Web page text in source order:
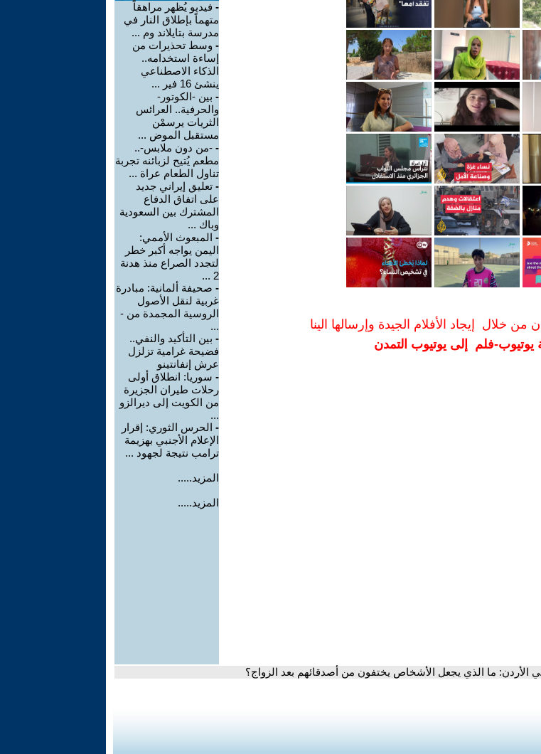
من خلال إيجاد الأفلام الجيدة وإرسالها الينا
يوتيوب-فلم إلى يوتيوب التمدن
- فيديو يُظهر مراهقاً
متهماً بإطلاق النار في
مدرسة بتايلاند وم ...
- وسط تحذيرات من
إساءة استخدامه..
الذكاء الاصطناعي
ينشئ 16 فير ...
- بين -الكوتور-
والحرفية.. العرائس
الثريات يرسمْن
مستقبل الموض ...
- -من دون ملابس-..
مطعم يُتيح لزبائنه تجربة
تناول الطعام عراة ...
- تعليق إيراني جديد
على اتفاق الدفاع
المشترك بين السعودية
وباك ...
- المبعوث الأممي:
اليمن يواجه أكبر خطر
لتجدد الصراع منذ هدنة
2 ...
- صحيفة ألمانية: مبادرة
غربية لنقل الأصول
الروسية المجمدة من -
...
- بين التأكيد والنفي..
فضيحة غرامية تزلزل
عرش إنفانتينو
- سوريا: انطلاق أولى
رحلات طيران الجزيرة
من الكويت إلى ديرالزو
...
- الحرس الثوري: إقرار
الإعلام الأجنبي بهزيمة
ترامب نتيجة لجهود ...
المزيد.....
المزيد.....
الأردن: ما الذي يجعل الأشخاص يختفون من أصدقائهم بعد الزواج؟